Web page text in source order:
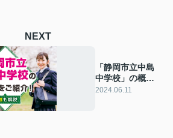
NEXT
「静岡市立中島
中学校」の概要
をご紹介！特徴
2024.06.11